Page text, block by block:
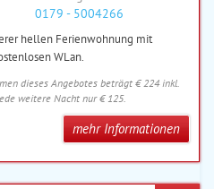
0179 - 5004266
hellen Ferienwohnung mit
WLan.
dieses Angebotes beträgt € 224 inkl.
weitere Nacht nur € 125.
mehr Informationen